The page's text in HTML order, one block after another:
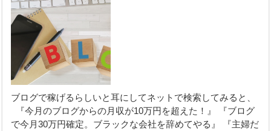
始める前に気になる
こと
ブログで稼げるらしいと耳にしてネットで検索してみると、
『今月のブログからの月収が10万円を超えた！』 『ブログ
で今月30万円確定。ブラックな会社を辞めてやる』 『主婦だ